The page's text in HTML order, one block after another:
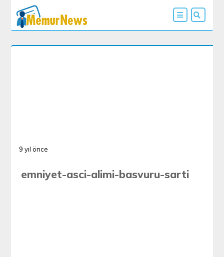
9 yıl önce
emniyet-asci-alimi-basvuru-sarti